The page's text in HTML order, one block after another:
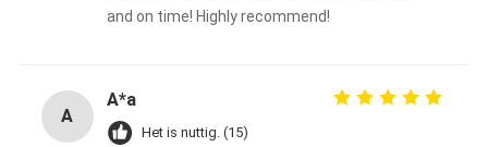
and on time! Highly recommend!
A
A*a
Het is nuttig. (15)